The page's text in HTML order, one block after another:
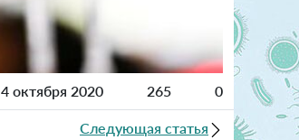
4 октября 2020 265 0
Следующая статья